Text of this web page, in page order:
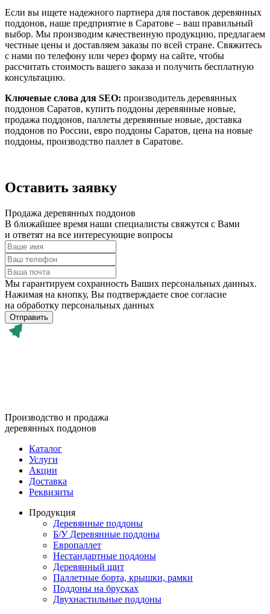
Если вы ищете надежного партнера для поставок деревянных
поддонов, наше предприятие в Саратове – ваш правильный
выбор. Мы производим качественную продукцию, предлагаем
честные цены и доставляем заказы по всей стране. Свяжитесь
с нами по телефону или через форму на сайте, чтобы
рассчитать стоимость вашего заказа и получить бесплатную
консультацию.
Ключевые слова для SEO: производитель деревянных
поддонов Саратов, купить поддоны деревянные новые,
продажа поддонов, паллеты деревянные новые, доставка
поддонов по России, евро поддоны Саратов, цена на новые
поддоны, производство паллет в Саратове.
Оставить заявку
Продажа деревянных поддонов
В ближайшее время наши специалисты свяжутся с Вами
и ответят на все интересующие вопросы
Мы гарантируем сохранность Ваших персональных данных.
Нажимая на кнопку, Вы подтверждаете свое согласие
на обработку персональных данных
Отправить
Производство и продажа
деревянных поддонов
Каталог
Услуги
Акции
Доставка
Реквизиты
Продукция
Деревянные поддоны
Б/У Деревянные поддоны
Европаллет
Нестандартные поддоны
Деревянный щит
Паллетные борта, крышки, рамки
Поддоны на брусках
Двухнастильные поддоны